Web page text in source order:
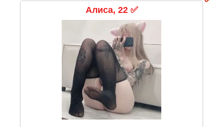
Алиса, 22 ✅